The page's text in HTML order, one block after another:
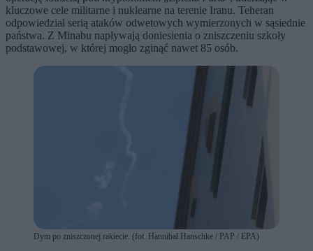
kluczowe cele militarne i nuklearne na terenie Iranu. Teheran
odpowiedział serią ataków odwetowych wymierzonych w sąsiednie
państwa. Z Minabu napływają doniesienia o zniszczeniu szkoły
podstawowej, w której mogło zginąć nawet 85 osób.
Dym po zniszczonej rakiecie. (fot. Hannibal Hanschke / PAP / EPA)